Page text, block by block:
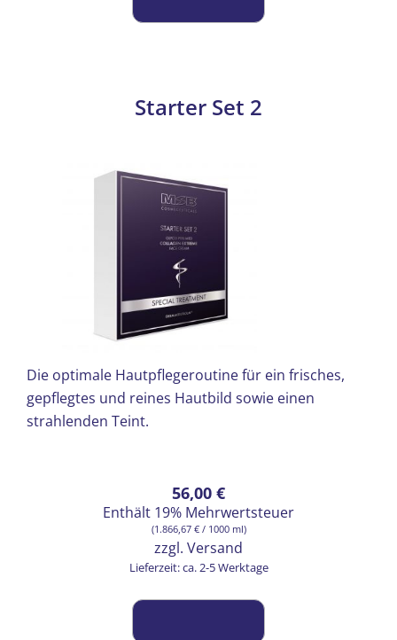
Starter Set 2
Die optimale Hautpflegeroutine für ein frisches,
gepflegtes und reines Hautbild sowie einen
strahlenden Teint.
56,00 €
Enthält 19% Mehrwertsteuer
(1.866,67 €/ 1000 ml)
zzgl. Versand
Lieferzeit: ca. 2-5 Werktage